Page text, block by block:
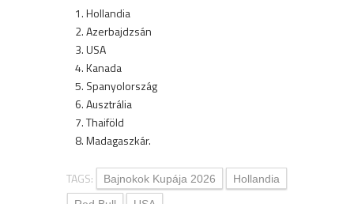
Hollandia
Azerbajdzsán
USA
Kanada
Spanyolország
Ausztrália
Thaiföld
Madagaszkár.
TAGS: Bajnokok Kupája 2026
Hollandia